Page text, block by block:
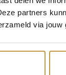
partners
via jouw